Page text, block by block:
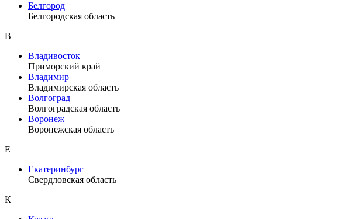
Белгород
Белгородская область
В
Владивосток
Приморский край
Владимир
Владимирская область
Волгоград
Волгоградская область
Воронеж
Воронежская область
Е
Екатеринбург
Свердловская область
К